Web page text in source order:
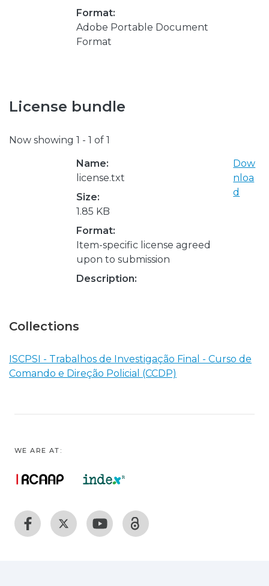
Format:
Adobe Portable Document
Format
License bundle
Now showing 1 - 1 of 1
Name:
license.txt
Size:
1.85 KB
Format:
Item-specific license agreed
upon to submission
Description:
Dow
nloa
d
Collections
ISCPSI - Trabalhos de Investigação Final - Curso de
Comando e Direção Policial (CCDP)
WE ARE AT: